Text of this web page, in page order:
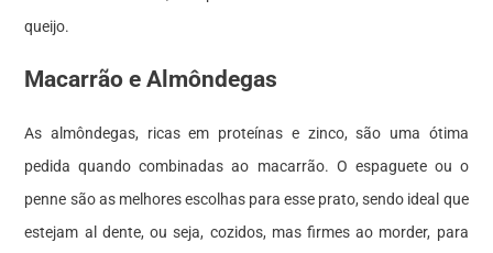
queijo.
Macarrão e Almôndegas
As almôndegas, ricas em proteínas e zinco, são uma ótima
pedida quando combinadas ao macarrão. O espaguete ou o
penne são as melhores escolhas para esse prato, sendo ideal que
estejam al dente, ou seja, cozidos, mas firmes ao morder, para